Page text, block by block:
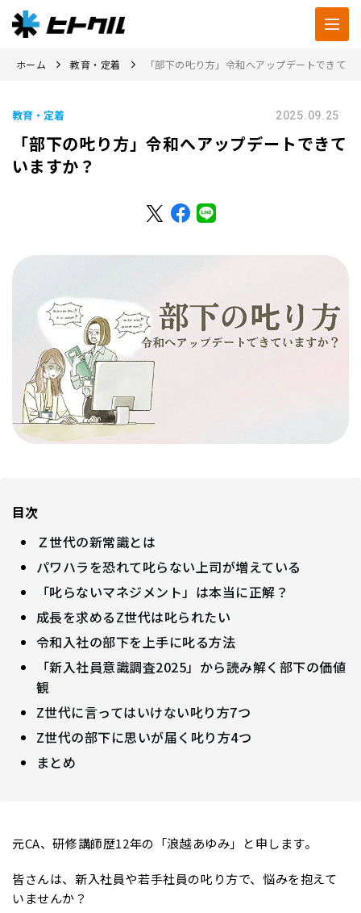
ホーム 教育・定着 「部下の𠮟り方」令和へアップデートできてい
教育・定着 2025.09.25
「部下の𠮟り方」令和へアップデートできて
いますか？
目次
Ｚ世代の新常識とは
パワハラを恐れて叱らない上司が増えている
「叱らないマネジメント」は本当に正解？
成長を求めるZ世代は叱られたい
令和入社の部下を上手に叱る方法
「新入社員意識調査2025」から読み解く部下の価値
観
Z世代に言ってはいけない叱り方7つ
Z世代の部下に思いが届く叱り方4つ
まとめ
元CA、研修講師歴12年の「浪越あゆみ」と申します。
皆さんは、新入社員や若手社員の叱り方で、悩みを抱えて
いませんか？